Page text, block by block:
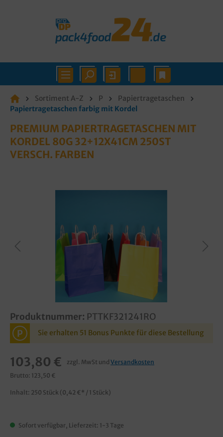
Sortiment A-Z P
Papiertragetaschen
Papiertragetaschen farbig mit Kordel
PREMIUM PAPIERTRAGETASCHEN MIT
KORDEL 80G 32+12X41CM 250ST
VERSCH. FARBEN
Produktnummer: PTTKF321241RO
P Sie erhalten 51 Bonus Punkte für diese Bestellung
103,80 € zzgl. MwSt und Versandkosten
Brutto: 123,50 €
Inhalt: 250 Stück (0,42 €* / 1 Stück)
Sofort verfügbar, Lieferzeit: 1-3 Tage